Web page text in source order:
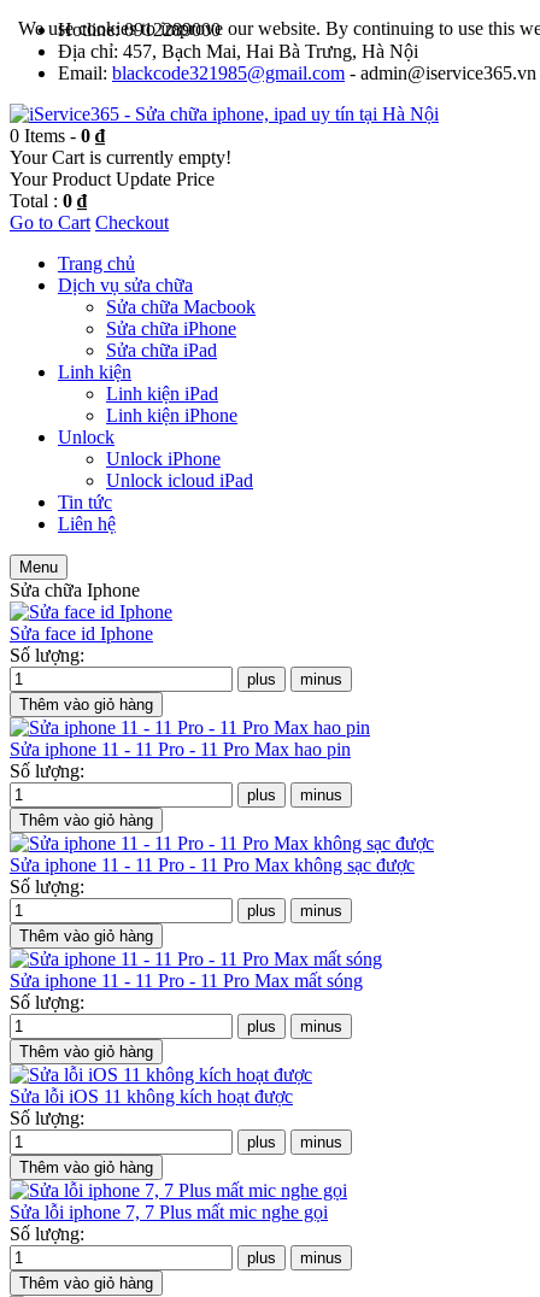
Hotline: 0912289000
Địa chỉ: 457, Bạch Mai, Hai Bà Trưng, Hà Nội
Email: blackcode321985@gmail.com - admin@iservice365.vn
0 Items - 0 ₫
Your Cart is currently empty!
Your Product Update Price
Total : 0 ₫
Go to Cart Checkout
Trang chủ
Dịch vụ sửa chữa
Sửa chữa Macbook
Sửa chữa iPhone
Sửa chữa iPad
Linh kiện
Linh kiện iPad
Linh kiện iPhone
Unlock
Unlock iPhone
Unlock icloud iPad
Tin tức
Liên hệ
Menu
Sửa chữa Iphone
Sửa face id Iphone
Số lượng:
Sửa iphone 11 - 11 Pro - 11 Pro Max hao pin
Số lượng:
Sửa iphone 11 - 11 Pro - 11 Pro Max không sạc được
Số lượng:
Sửa iphone 11 - 11 Pro - 11 Pro Max mất sóng
Số lượng:
Sửa lỗi iOS 11 không kích hoạt được
Số lượng:
Sửa lỗi iphone 7, 7 Plus mất mic nghe gọi
Số lượng:
We use cookies to improve our website. By continuing to use this